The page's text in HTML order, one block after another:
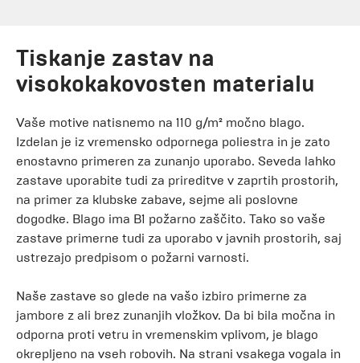
Tiskanje zastav na
visokokakovosten materialu
Vaše motive natisnemo na 110 g/m² močno blago.
Izdelan je iz vremensko odpornega poliestra in je zato
enostavno primeren za zunanjo uporabo. Seveda lahko
zastave uporabite tudi za prireditve v zaprtih prostorih,
na primer za klubske zabave, sejme ali poslovne
dogodke. Blago ima B1 požarno zaščito. Tako so vaše
zastave primerne tudi za uporabo v javnih prostorih, saj
ustrezajo predpisom o požarni varnosti.
Naše zastave so glede na vašo izbiro primerne za
jambore z ali brez zunanjih vložkov. Da bi bila močna in
odporna proti vetru in vremenskim vplivom, je blago
okrepljeno na vseh robovih. Na strani vsakega vogala in